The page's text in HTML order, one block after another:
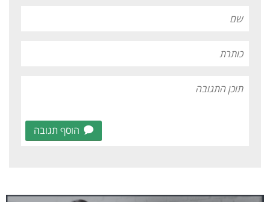
הוסף תגובה